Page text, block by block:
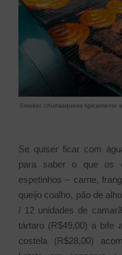
Smoker, churrasqueira tipicamente
Se quiser ficar com
para saber o que os
espetinhos – carne,
queijo coalho, pão de
/ 12 unidades de
tártaro (R$49,00) a bife
costela (R$28,00)